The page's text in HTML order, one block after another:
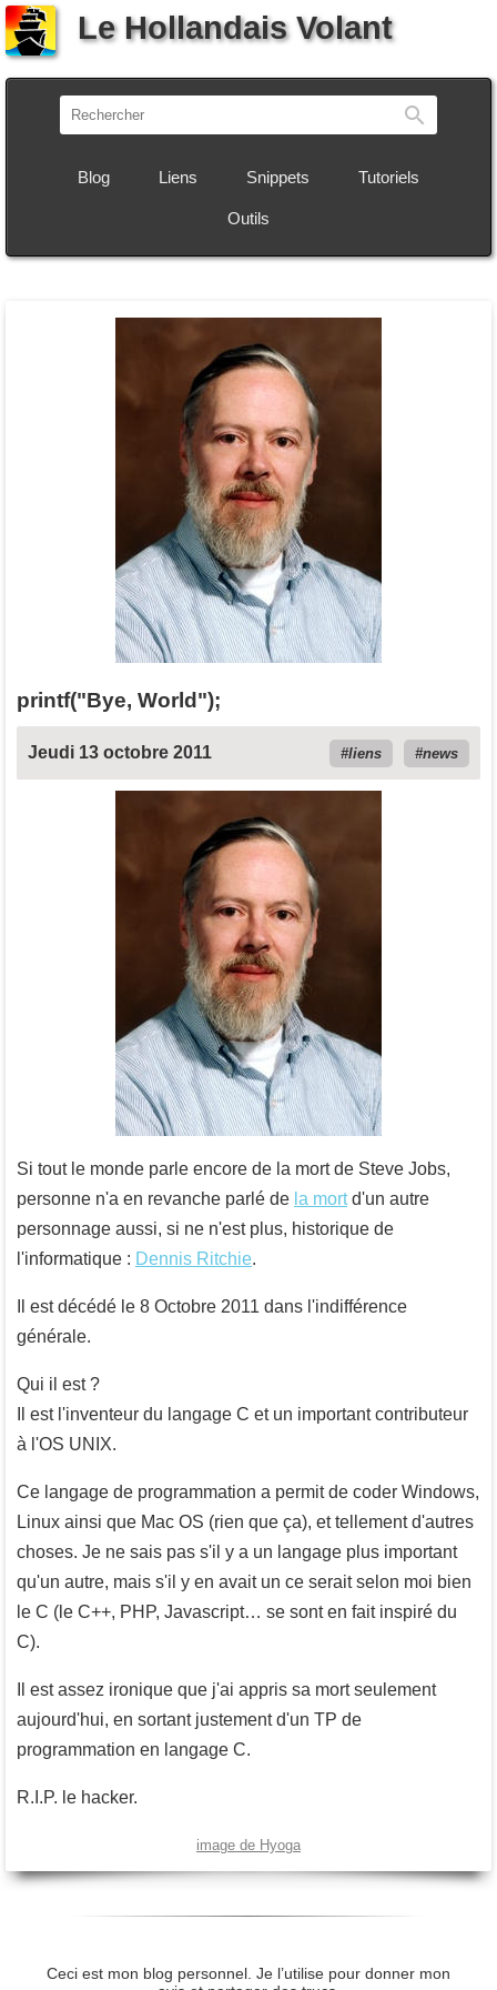
Le Hollandais Volant
Blog Liens Snippets Tutoriels
Outils
printf("Bye, World");
Jeudi 13 octobre 2011 liens news
Si tout le monde parle encore de la mort de Steve Jobs,
personne n'a en revanche parlé de la mortd'un autre
personnage aussi, si ne n'est plus, historique de
l'informatique : Dennis Ritchie.
Il est décédé le 8 Octobre 2011 dans l'indifférence
générale.
Qui il est ?
Il est l'inventeur du langage C et un important contributeur
à l'OS UNIX.
Ce langage de programmation a permit de coder Windows,
Linux ainsi que Mac OS (rien que ça), et tellement d'autres
choses. Je ne sais pas s'il y a un langage plus important
qu'un autre, mais s'il y en avait un ce serait selon moi bien
le C (le C++, PHP, Javascript… se sont en fait inspiré du
C).
Il est assez ironique que j'ai appris sa mort seulement
aujourd'hui, en sortant justement d'un TP de
programmation en langage C.
R.I.P. le hacker.
image de Hyoga
Ceci est mon blog personnel. Je l’utilise pour donner mon